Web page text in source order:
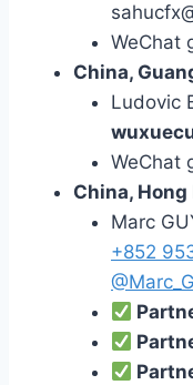
WeChat
China,
Ludovic
WeChat
China, Hong
Marc
+852